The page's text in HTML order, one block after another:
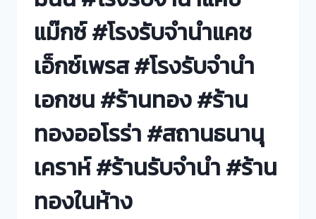
แม๊กซ์ #โรงรับจำนำแคช
เอ็กซ์เพรส #โรงรับจำนำ
เอกชน #ร้านทอง #ร้าน
ทองออโรร่า #สถานธนานุ
เคราห์ #ร้านรับจำนำ #ร้าน
ทองในห้าง